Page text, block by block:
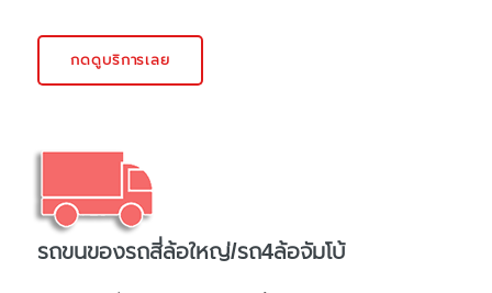
กดดูบริการเลย
รถขนของรถสี่ล้อใหญ่/รถ4ล้อจัมโบ้